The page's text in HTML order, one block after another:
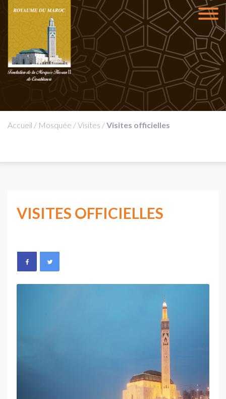
Accueil / Mosquée /Visites /Visites officielles
VISITES OFFICIELLES